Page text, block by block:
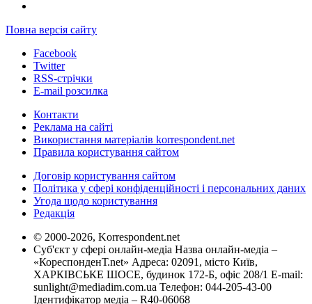
Повна версія сайту
Facebook
Twitter
RSS-стрічки
E-mail розсилка
Контакти
Реклама на сайті
Використання матеріалів korrespondent.net
Правила користування сайтом
Договір користування сайтом
Політика у сфері конфіденційності і персональних даних
Угода щодо користування
Редакція
© 2000-2026, Korrespondent.net
Суб'єкт у сфері онлайн-медіа Назва онлайн-медіа –
«КореспонденТ.net» Адреса: 02091, місто Київ,
ХАРКІВСЬКЕ ШОСЕ, будинок 172-Б, офіс 208/1 E-mail:
sunlight@mediadim.com.ua Телефон: 044-205-43-00
Ідентифікатор медіа – R40-06068